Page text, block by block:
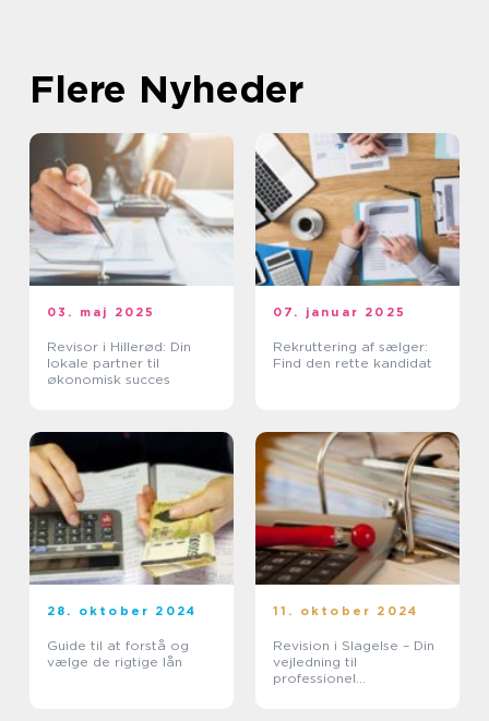
Flere Nyheder
03. maj 2025
Revisor i Hillerød: Din
lokale partner til
økonomisk succes
07. januar 2025
Rekruttering af sælger:
Find den rette kandidat
28. oktober 2024
Guide til at forstå og
vælge de rigtige lån
11. oktober 2024
Revision i Slagelse – Din
vejledning til
professionel